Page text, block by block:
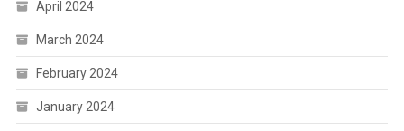
April 2024
March 2024
February 2024
January 2024